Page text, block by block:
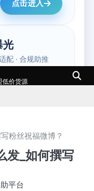
价货源
粉丝祝福微博？
发_如何撰写
平台